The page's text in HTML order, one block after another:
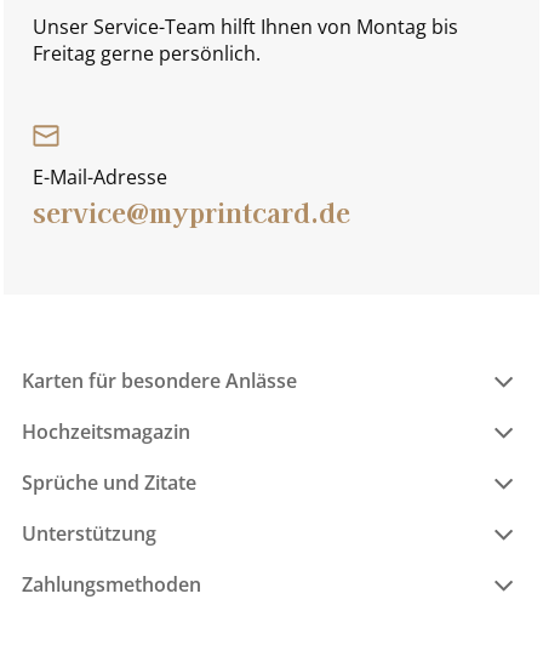
Unser Service-Team hilft Ihnen von Montag bis
Freitag gerne persönlich.
E-Mail-Adresse
service@myprintcard.de
Karten für besondere Anlässe
Hochzeitsmagazin
Sprüche und Zitate
Unterstützung
Zahlungsmethoden